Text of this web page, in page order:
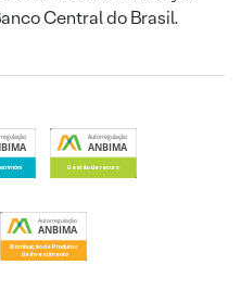
Central do Brasil.